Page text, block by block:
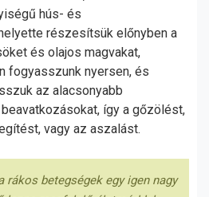
hús- és
részesítsük előnyben a
és olajos magvakat,
fogyasszunk nyersen, és
az alacsonyabb
így a gőzölést,
vagy az aszalást.
rákos betegségek egy igen nagy